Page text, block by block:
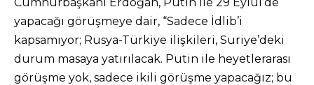
yapacağı görüşmeye dair, “Sadece İdlib’i
kapsamıyor; Rusya-Türkiye ilişkileri, Suriye’deki
durum masaya yatırılacak. Putin ile heyetlerarası
görüşme yok, sadece ikili görüşme yapacağız; bu